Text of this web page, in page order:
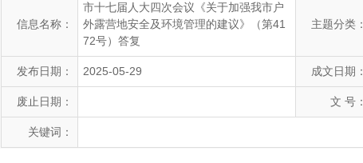
信息名称：
市十七届人大四次会议《关于加强我市户
外露营地安全及环境管理的建议》（第41
72号）答复
主题分类：
发布日期： 2025-05-29 成文日期：
废止日期： 文 号：
关键词：